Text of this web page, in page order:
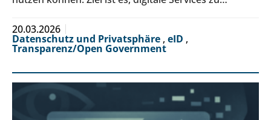
20.03.2026
Datenschutz und Privatsphäre , eID ,
Transparenz/Open Government